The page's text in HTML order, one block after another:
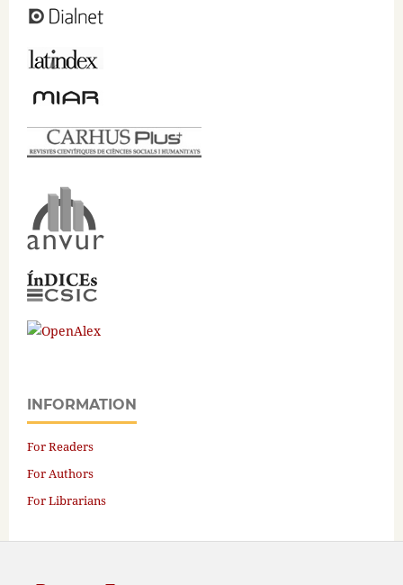
INFORMATION
For Readers
For Authors
For Librarians